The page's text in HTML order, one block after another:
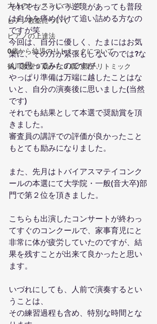
大人のレッスンについて
ピアノ教室について
ピアノの上達法
0歳から幼児のリトミックについて
鶴川教室０歳から３歳の親子リトミック
それでもこういう逆境があっても普段
は自分を痛め付けて追い詰める方なの
ですが笑
今回は、自分に優しく、たまにはお気
楽に、その方が緊張もしないのでは?な
んて思ってみたのですが、
やっぱり準備は万端に越したことはな
いと、自分の演奏後に思いました(当然
です)
それでも結果として本選で奨励賞を頂
きました。
審査員の講評での評価が良かったこと
もとても励みになりました。
また、先月はトバイアスマテイコンク
ールの本選にて大学院・一般(音大卒)部
門で第２位を頂きました。
こちらも出演したコンサートが終わっ
てすぐのコンクールで、家事育児にと
非常に体が疲労していたのですが、結
果を残すことが出来て良かったと思い
ます。
いづれにしても、人前で演奏するとい
うことは、
その練習過程も含め、特別な時間とな